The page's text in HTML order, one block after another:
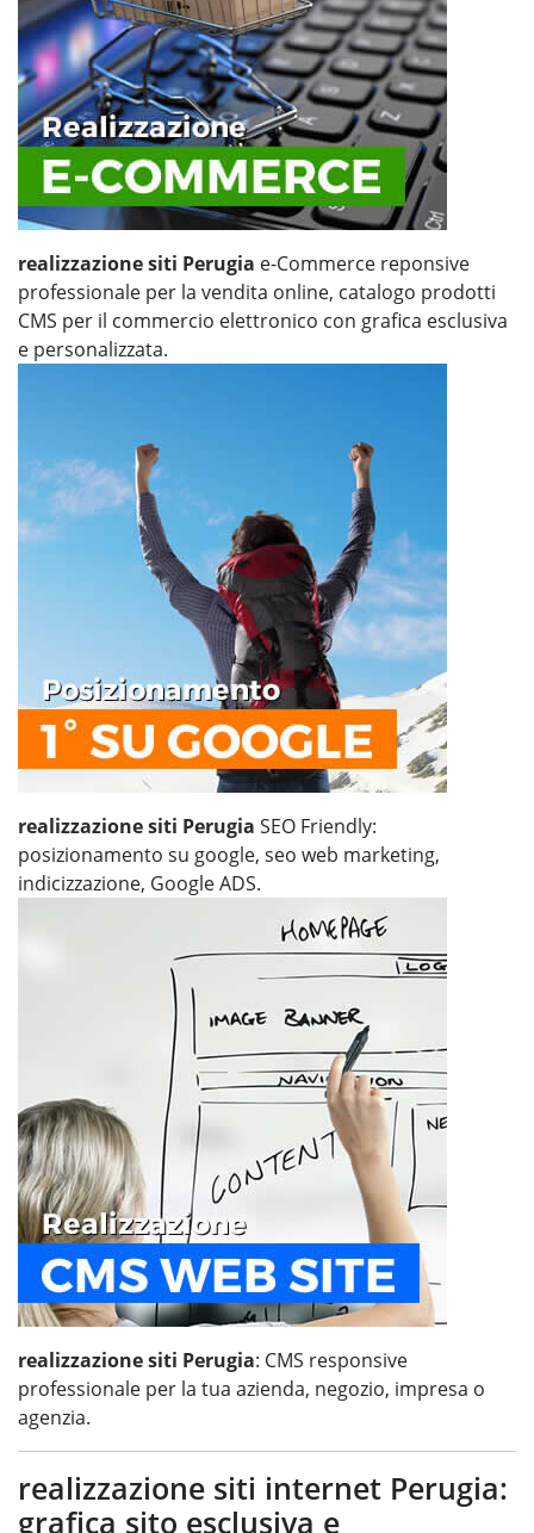
realizzazione siti Perugia e-Commerce reponsive
professionale per la vendita online, catalogo prodotti
CMS per il commercio elettronico con grafica esclusiva
e personalizzata.
realizzazione siti Perugia SEO Friendly:
posizionamento su google, seo web marketing,
indicizzazione, Google ADS.
realizzazione siti Perugia: CMS responsive
professionale per la tua azienda, negozio, impresa o
agenzia.
realizzazione siti internet Perugia:
grafica sito esclusiva e